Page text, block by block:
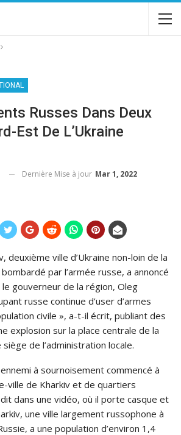
Russes Dans Deux
Est De L’Ukraine
Dernière Mise à jour Mar 1, 2022
deuxième ville d’Ukraine non-loin de la
par l’armée russe, a annoncé
gouverneur de la région, Oleg
russe continue d’user d’armes
civile », a-t-il écrit, publiant des
explosion sur la place centrale de la
de l’administration locale.
à sournoisement commencé à
ville de Kharkiv et de quartiers
dans une vidéo, où il porte casque et
une ville largement russophone à
a une population d’environ 1,4